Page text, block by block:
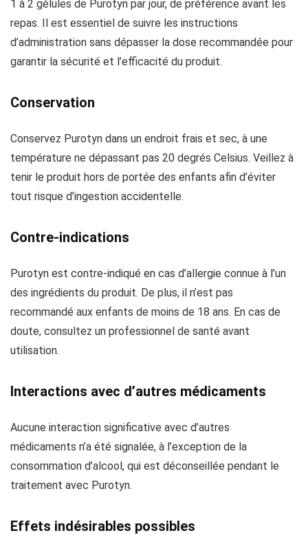
1 à 2 gélules de Purotyn par jour, de préférence avant les
repas. Il est essentiel de suivre les instructions
d’administration sans dépasser la dose recommandée pour
garantir la sécurité et l’efficacité du produit.
Conservation
Conservez Purotyn dans un endroit frais et sec, à une
température ne dépassant pas 20 degrés Celsius. Veillez à
tenir le produit hors de portée des enfants afin d’éviter
tout risque d’ingestion accidentelle.
Contre-indications
Purotyn est contre-indiqué en cas d’allergie connue à l’un
des ingrédients du produit. De plus, il n’est pas
recommandé aux enfants de moins de 18 ans. En cas de
doute, consultez un professionnel de santé avant
utilisation.
Interactions avec d’autres médicaments
Aucune interaction significative avec d’autres
médicaments n’a été signalée, à l’exception de la
consommation d’alcool, qui est déconseillée pendant le
traitement avec Purotyn.
Effets indésirables possibles